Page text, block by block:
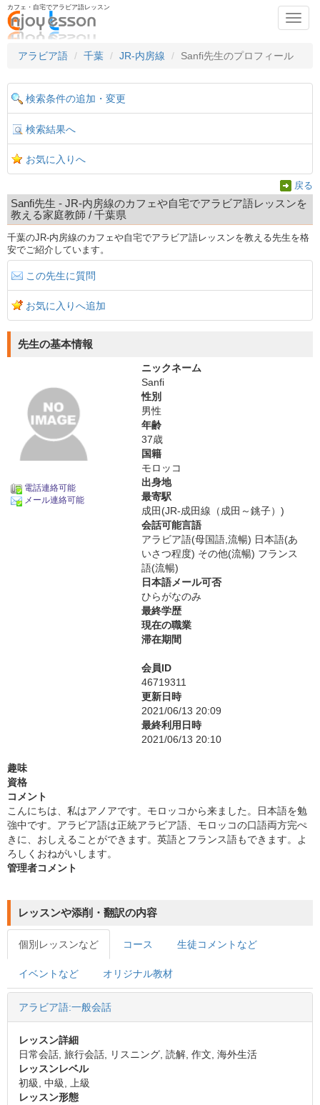
カフェ・自宅でアラビア語レッスン
アラビア語
千葉 JR-内房線 Sanfi先生のプロフィール
検索条件の追加・変更
検索結果へ
お気に入りへ
戻る
Sanfi先生 - JR-内房線のカフェや自宅でアラビア語レッスンを
教える家庭教師 / 千葉県
千葉のJR-内房線のカフェや自宅でアラビア語レッスンを教える先生を格
安でご紹介しています。
この先生に質問
お気に入りへ追加
先生の基本情報
電話連絡可能
メール連絡可能
ニックネーム
Sanfi
性別
男性
年齢
37歳
国籍
モロッコ
出身地
最寄駅
成田(JR-成田線（成田～銚子）)
会話可能言語
アラビア語(母国語,流暢) 日本語(あ
いさつ程度) その他(流暢) フランス
語(流暢)
日本語メール可否
ひらがなのみ
最終学歴
現在の職業
滞在期間
会員ID
46719311
更新日時
2021/06/13 20:09
最終利用日時
2021/06/13 20:10
趣味
資格
コメント
こんにちは、私はアノアです。モロッコから来ました。日本語を勉
強中です。アラビア語は正統アラビア語、モロッコの口語両方完ぺ
きに、おしえることができます。英語とフランス語もできます。よ
ろしくおねがいします。
管理者コメント
レッスンや添削・翻訳の内容
個別レッスンなど コース 生徒コメントなど
イベントなど オリジナル教材
アラビア語:一般会話
レッスン詳細
日常会話, 旅行会話, リスニング, 読解, 作文, 海外生活
レッスンレベル
初級, 中級, 上級
レッスン形態